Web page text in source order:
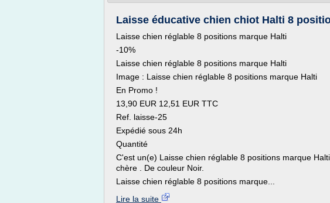
Laisse éducative chien chiot Halti 8
Laisse chien réglable 8 positions marque Halti
-10%
Laisse chien réglable 8 positions marque Halti
Image : Laisse chien réglable 8 positions marque Halti
En Promo !
13,90 EUR 12,51 EUR TTC
Ref. laisse-25
Expédié sous 24h
Quantité
C'est un(e) Laisse chien réglable 8 positions marque
chère . De couleur Noir.
Laisse chien réglable 8 positions marque...
Lire la suite